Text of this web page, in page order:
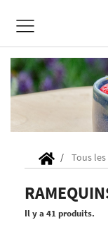
Tous
Il y a 41 produits.